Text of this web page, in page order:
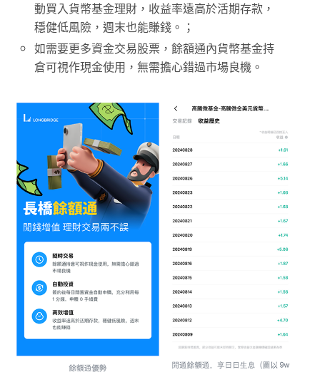
動買入貨幣基金理財，收益率遠高於活期存款，
穩健低風險，週末也能賺錢。；
如需要更多資金交易股票，餘額通內貨幣基金持
倉可視作現金使用，無需擔心錯過市場良機。